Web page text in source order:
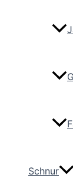
Schnur